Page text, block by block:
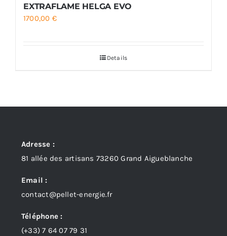
EXTRAFLAME HELGA EVO
1700,00 €
Details
Adresse :
81 allée des artisans 73260 Grand Aigueblanche
Email :
contact@pellet-energie.fr
Téléphone :
(+33)7 64 07 79 31